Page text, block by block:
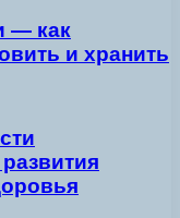
— как
и хранить